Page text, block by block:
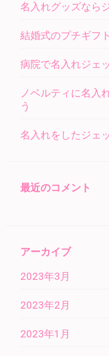
名入れグッズなら
結婚式のプチギフ
病院で名入れジェ
ノベルティに名入
う
名入れをしたジェ
最近のコメント
アーカイブ
2023年3月
2023年2月
2023年1月